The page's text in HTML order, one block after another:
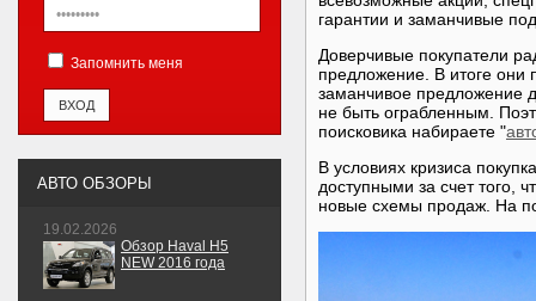
гарантии и заманчивые
Доверчивые покупатели
предложение. В итоге они
заманчивое предложение
не быть ограбленным.
поисковика набираете "
В условиях кризиса
доступными за счет того,
новые схемы продаж. На
Запомнить меня
АВТО ОБЗОРЫ
19.02.2026
Обзор Haval H5
NEW 2016 года